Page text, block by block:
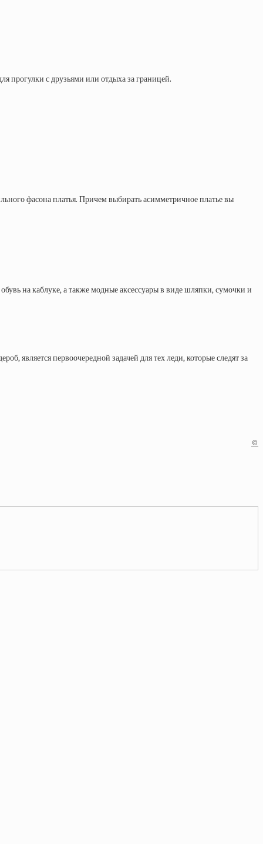
прогулки с друзьями или отдыха за границей.
фасона платья. Причем выбирать асимметричное платье вы
на каблуке, а также модные аксессуары в виде шляпки, сумочки и
является первоочередной задачей для тех леди, которые следят за
©